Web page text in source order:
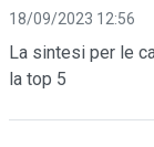
18/09/2023 12:56
La sintesi per le
la top 5